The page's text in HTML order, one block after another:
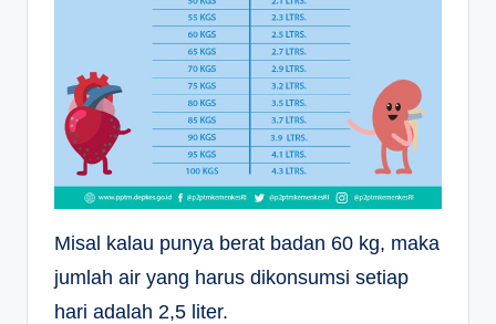
Misal kalau punya berat badan 60 kg, maka
jumlah air yang harus dikonsumsi setiap
hari adalah 2,5 liter.